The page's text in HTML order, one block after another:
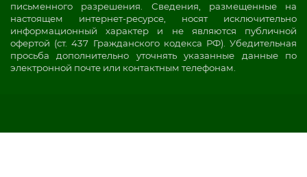
письменного разрешения. Сведения, размещенные на
настоящем интернет-ресурсе, носят исключительно
информационный характер и не являются публичной
офертой (ст. 437 Гражданского кодекса РФ). Убедительная
просьба дополнительно уточнять указанные данные по
электронной почте или контактным телефонам.